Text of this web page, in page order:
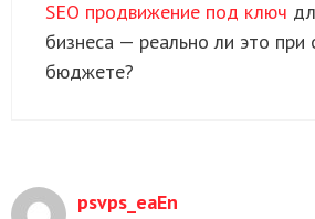
SEO продвижение под ключ
бизнеса — реально ли это при
бюджете?
psvps_eaEn